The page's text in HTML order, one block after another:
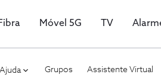
Móvel 5G TV
Grupos Assistente Virtual